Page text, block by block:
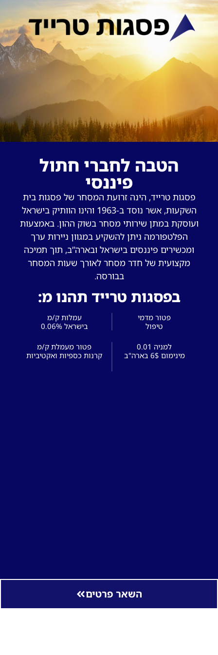
הטבה לחברי חתול
פיננסי
פסגות טרייד, הינה זרועת המסחר של פסגות בית
השקעות, אשר נוסד ב-1963 והינו הוותיק בישראל
ועוסקת במתן שירותי מסחר בשוק ההון. באמצעות
הפלטפורמה ניתן להשקיע במגוון ניירות ערך
ומכשירים פיננסים בישראל ובארה”ב, תוך תמיכה
מקצועית של חדר מסחר לאורך שעות המסחר
בבורסה.
בפסגות טרייד תהנו מ:
עמלות ק/מ
פטור מדמי
פטור מעמלת ק/מ
קרנות כספיות ואקטיביות
0.01 למניה
מינימום 6$ בארה"ב
השאר פרטים